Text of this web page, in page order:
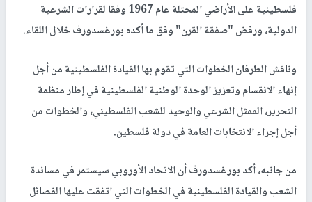
فلسطينية على الأراضي المحتلة عام 1967 وفقا لقرارات الشرعية
الدولية، ورفض "صفقة القرن" وفق ما أكده بورغسدورف خلال اللقاء.
وناقش الطرفان الخطوات التي تقوم بها القيادة الفلسطينية من أجل
إنهاء الانقسام وتعزيز الوحدة الوطنية الفلسطينية في إطار منظمة
التحرير، الممثل الشرعي والوحيد للشعب الفلسطيني، والخطوات من
أجل إجراء الانتخابات العامة في دولة فلسطين.
من جانبه، أكد بورغسدورف أن الاتحاد الأوروبي سيستمر في مساندة
الشعب والقيادة الفلسطينية في الخطوات التي اتفقت عليها الفصائل